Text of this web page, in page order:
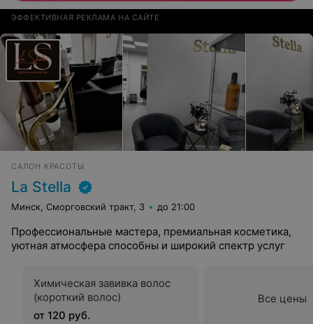
ЭФФЕКТИВНАЯ РЕКЛАМА НА САЙТЕ
САЛОН КРАСОТЫ
La Stella
Минск, Сморговский тракт, 3 до 21:00
Профессиональные мастера, премиальная косметика,
уютная атмосфера способны и широкий спектр услуг
Химическая завивка волос
(короткий волос)
от 120 руб.
Все цены